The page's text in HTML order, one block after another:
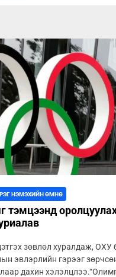
НЭМЭХИЙН ӨМНӨ
тэмцээнд
зөвлөл хуралдаж, ОХУ
эвлэрлийн гэрээг
дахин